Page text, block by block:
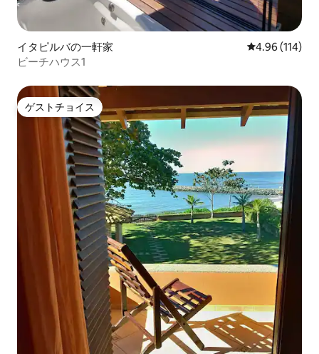
イタピルバの一軒家 レビュー114
4.96 (114)
ビーチハウス1
ゲストチョイス
ゲストチョイス